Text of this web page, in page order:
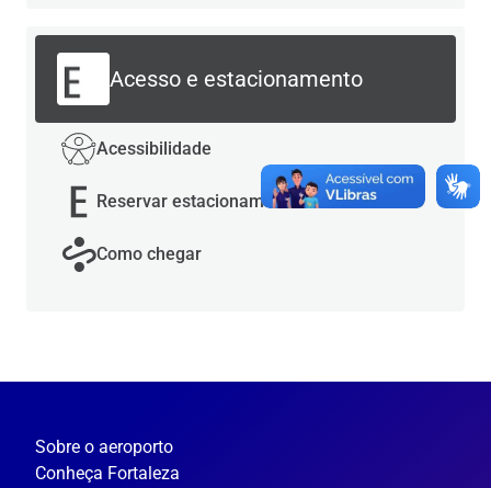
Acesso e estacionamento
Acessibilidade
Reservar estacionamento
Como chegar
Sobre o aeroporto
Conheça Fortaleza